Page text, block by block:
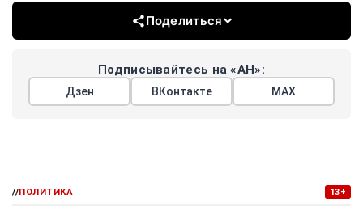
Поделиться
Подписывайтесь на «АН»:
Дзен ВКонтакте МАХ
//ПОЛИТИКА 13+